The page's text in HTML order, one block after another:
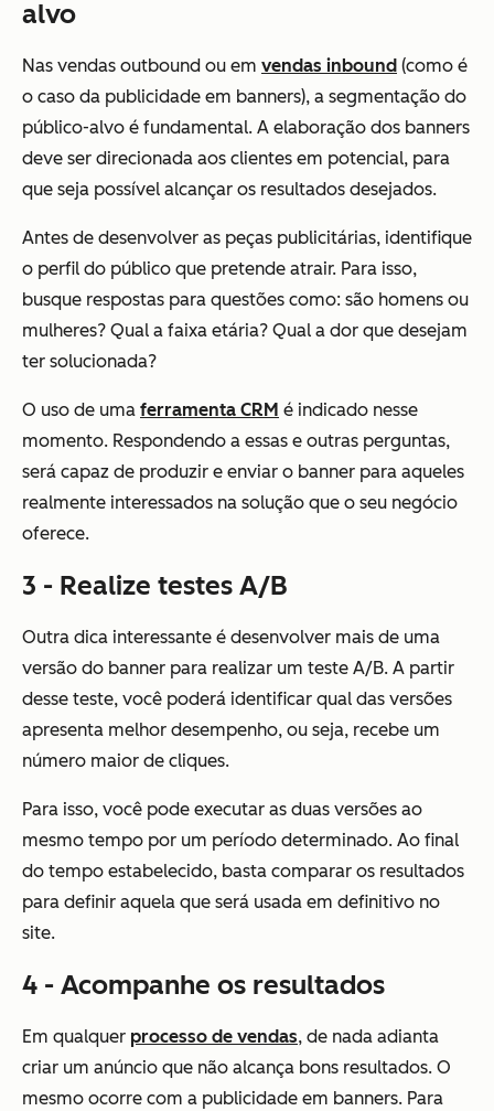
alvo
Nas vendas outbound ou em vendas inbound (como é
o caso da publicidade em banners), a segmentação do
público-alvo é fundamental. A elaboração dos banners
deve ser direcionada aos clientes em potencial, para
que seja possível alcançar os resultados desejados.
Antes de desenvolver as peças publicitárias, identifique
o perfil do público que pretende atrair. Para isso,
busque respostas para questões como: são homens ou
mulheres? Qual a faixa etária? Qual a dor que desejam
ter solucionada?
O uso de uma ferramenta CRM é indicado nesse
momento. Respondendo a essas e outras perguntas,
será capaz de produzir e enviar o banner para aqueles
realmente interessados na solução que o seu negócio
oferece.
3 - Realize testes A/B
Outra dica interessante é desenvolver mais de uma
versão do banner para realizar um teste A/B. A partir
desse teste, você poderá identificar qual das versões
apresenta melhor desempenho, ou seja, recebe um
número maior de cliques.
Para isso, você pode executar as duas versões ao
mesmo tempo por um período determinado. Ao final
do tempo estabelecido, basta comparar os resultados
para definir aquela que será usada em definitivo no
site.
4 - Acompanhe os resultados
Em qualquer processo de vendas, de nada adianta
criar um anúncio que não alcança bons resultados. O
mesmo ocorre com a publicidade em banners. Para